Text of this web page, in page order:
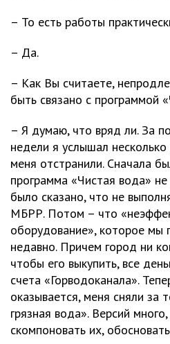
– То есть работы
– Да.
– Как Вы считаете,
быть связано с программой
– Я думаю, что вряд ли. За
недели я услышал
меня отстранили. Сначала
программа «Чистая вода»
было сказано, что не
МБРР. Потом – что
оборудование», которое мы
недавно. Причем город ни
чтобы его выкупить, все
счета «Горводоканала».
оказывается, меня сняли за
грязная вода». Версий
скомпоновать их,